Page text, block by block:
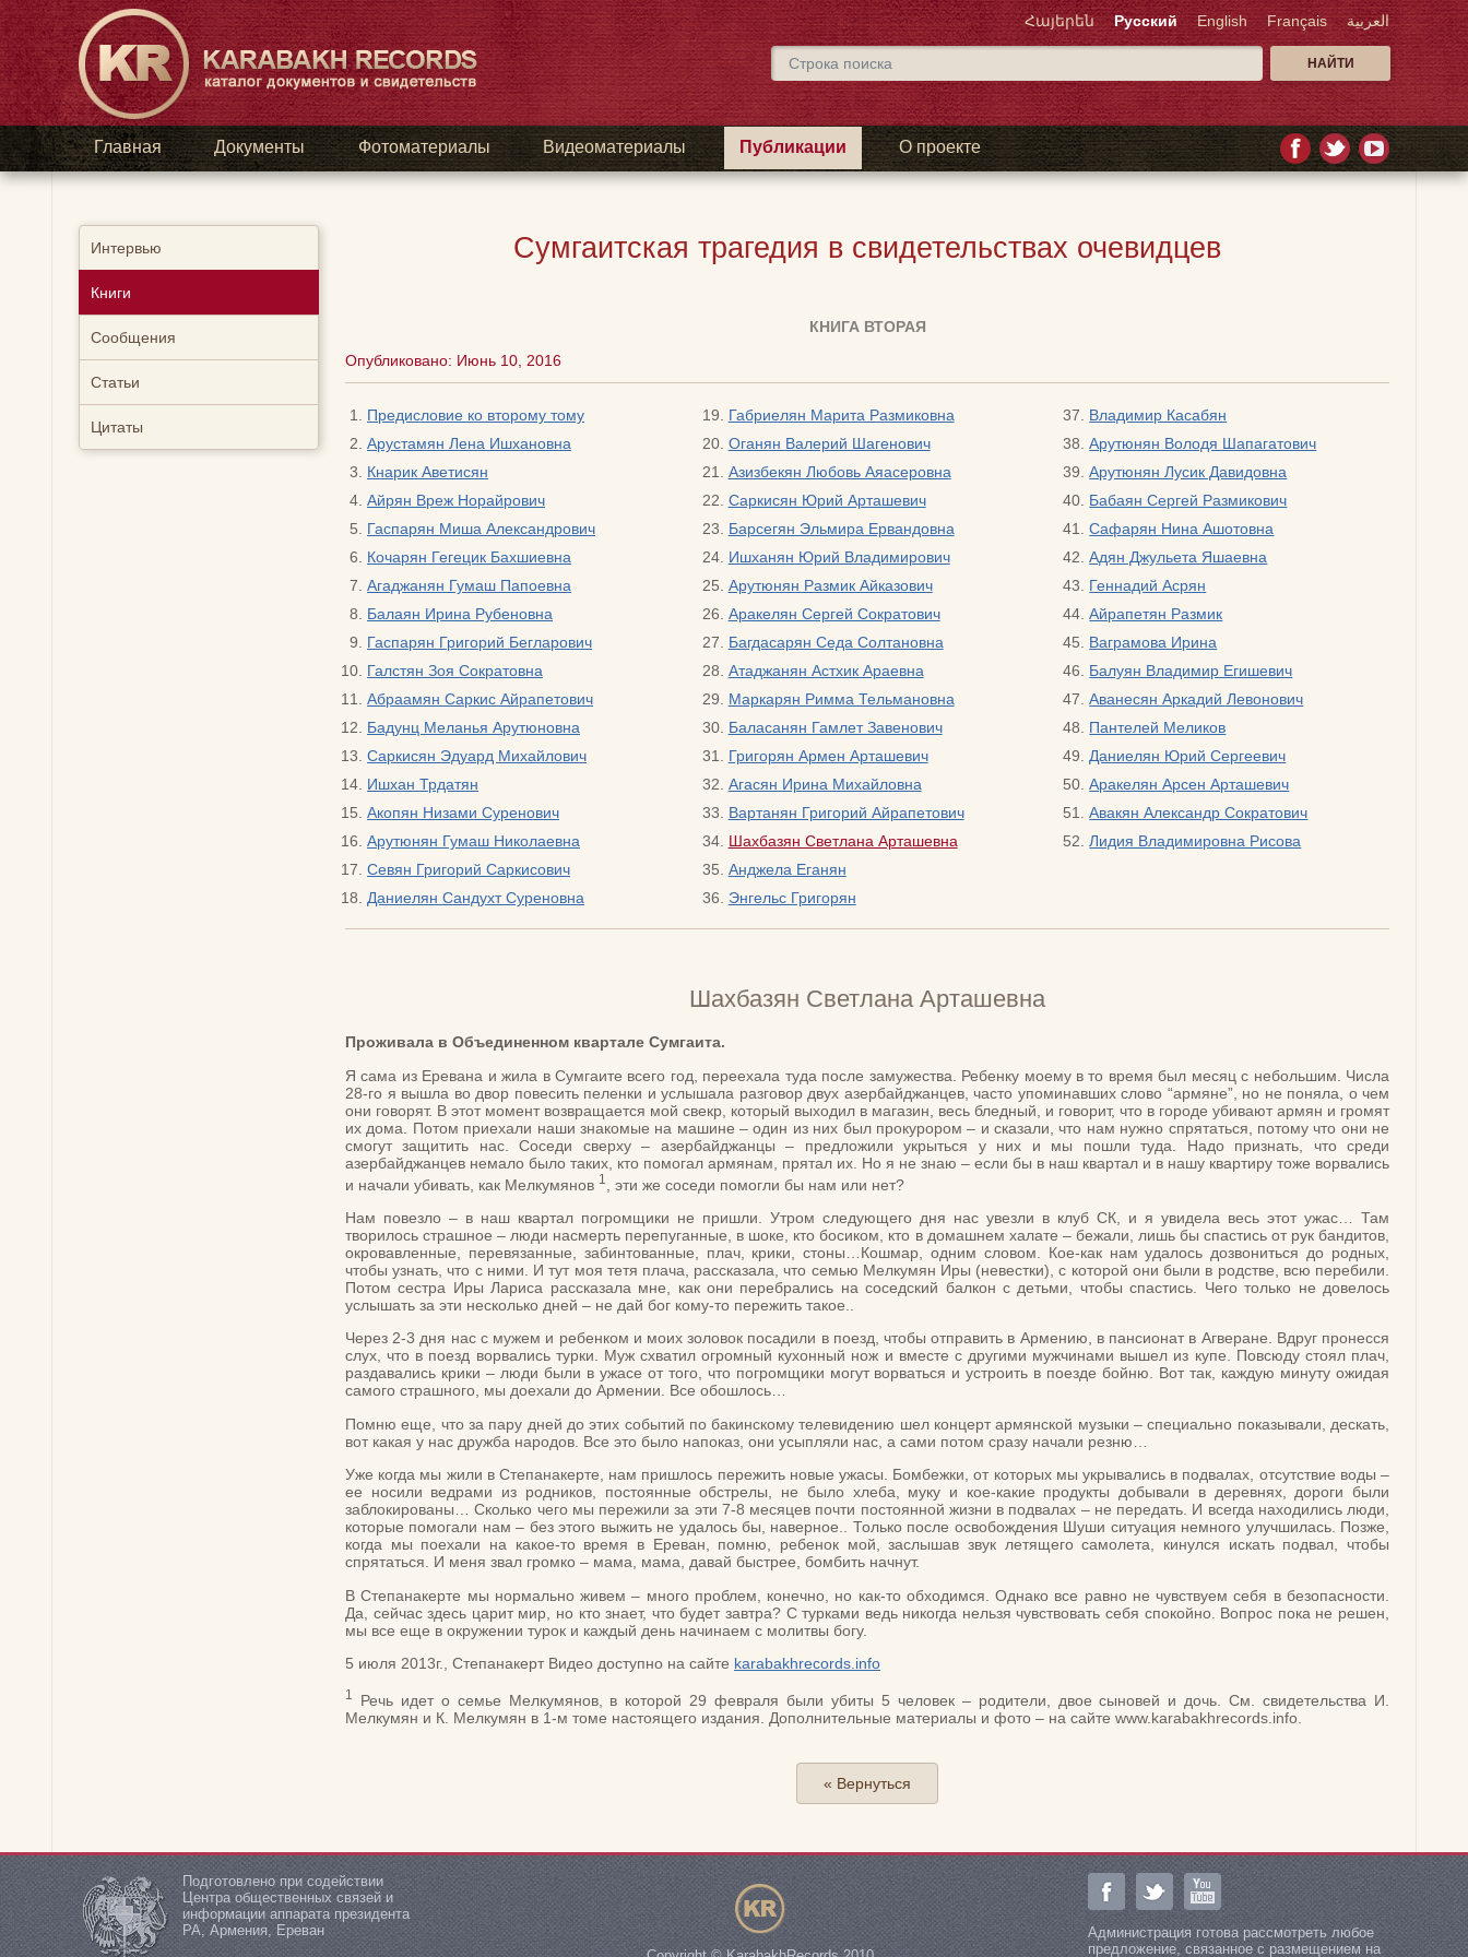
Հայերեն Русский English Français العربية
Главная Документы Фотоматериалы Видеоматериалы Публикации О проекте
Интервью
Книги
Сообщения
Статьи
Цитаты
Сумгаитская трагедия в свидетельствах очевидцев
КНИГА ВТОРАЯ
Опубликовано: Июнь 10, 2016
Предисловие ко второму тому
Арустамян Лена Ишхановна
Кнарик Аветисян
Айрян Вреж Норайрович
Гаспарян Миша Александрович
Кочарян Гегецик Бахшиевна
Агаджанян Гумаш Папоевна
Балаян Ирина Рубеновна
Гаспарян Григорий Бегларович
Галстян Зоя Сократовна
Абраамян Саркис Айрапетович
Бадунц Меланья Арутюновна
Саркисян Эдуард Михайлович
Ишхан Трдатян
Акопян Низами Суренович
Арутюнян Гумаш Николаевна
Севян Григорий Саркисович
Даниелян Сандухт Суреновна
Габриелян Марита Размиковна
Оганян Валерий Шагенович
Азизбекян Любовь Аяасеровна
Саркисян Юрий Арташевич
Барсегян Эльмира Ервандовна
Ишханян Юрий Владимирович
Арутюнян Размик Айказович
Аракелян Сергей Сократович
Багдасарян Седа Солтановна
Атаджанян Астхик Араевна
Маркарян Римма Тельмановна
Баласанян Гамлет Завенович
Григорян Армен Арташевич
Агасян Ирина Михайловна
Вартанян Григорий Айрапетович
Шахбазян Светлана Арташевна
Анджела Еганян
Энгельс Григорян
Владимир Касабян
Арутюнян Володя Шапагатович
Арутюнян Лусик Давидовна
Бабаян Сергей Размикович
Cафарян Нина Ашотовна
Адян Джульета Яшаевна
Геннадий Асрян
Айрапетян Размик
Ваграмова Ирина
Балуян Владимир Егишевич
Аванесян Аркадий Левонович
Пантелей Меликов
Даниелян Юрий Сергеевич
Аракелян Арсен Арташевич
Авакян Александр Сократович
Лидия Владимировна Рисова
Шахбазян Светлана Арташевна
Проживала в Объединенном квартале Сумгаита.
Я сама из Еревана и жила в Сумгаите всего год, переехала туда после замужества. Ребенку моему в то время был месяц с небольшим. Числа
28-го я вышла во двор повесить пеленки и услышала разговор двух азербайджанцев, часто упоминавших слово “армяне”, но не поняла, о чем
они говорят. В этот момент возвращается мой свекр, который выходил в магазин, весь бледный, и говорит, что в городе убивают армян и громят
их дома. Потом приехали наши знакомые на машине – один из них был прокурором – и сказали, что нам нужно спрятаться, потому что они не
смогут защитить нас. Соседи сверху – азербайджанцы – предложили укрыться у них и мы пошли туда. Надо признать, что среди
азербайджанцев немало было таких, кто помогал армянам, прятал их. Но я не знаю – если бы в наш квартал и в нашу квартиру тоже ворвались
и начали убивать, как Мелкумянов 1
, эти же соседи помогли бы нам или нет?
Нам повезло – в наш квартал погромщики не пришли. Утром следующего дня нас увезли в клуб СК, и я увидела весь этот ужас… Там
творилось страшное – люди насмерть перепуганные, в шоке, кто босиком, кто в домашнем халате – бежали, лишь бы спастись от рук бандитов,
окровавленные, перевязанные, забинтованные, плач, крики, стоны…Кошмар, одним словом. Кое-как нам удалось дозвониться до родных,
чтобы узнать, что с ними. И тут моя тетя плача, рассказала, что семью Мелкумян Иры (невестки), с которой они были в родстве, всю перебили.
Потом сестра Иры Лариса рассказала мне, как они перебрались на соседский балкон с детьми, чтобы спастись. Чего только не довелось
услышать за эти несколько дней – не дай бог кому-то пережить такое..
Через 2-3 дня нас с мужем и ребенком и моих золовок посадили в поезд, чтобы отправить в Армению, в пансионат в Агверане. Вдруг пронесся
слух, что в поезд ворвались турки. Муж схватил огромный кухонный нож и вместе с другими мужчинами вышел из купе. Повсюду стоял плач,
раздавались крики – люди были в ужасе от того, что погромщики могут ворваться и устроить в поезде бойню. Вот так, каждую минуту ожидая
самого страшного, мы доехали до Армении. Все обошлось…
Помню еще, что за пару дней до этих событий по бакинскому телевидению шел концерт армянской музыки – специально показывали, дескать,
вот какая у нас дружба народов. Все это было напоказ, они усыпляли нас, а сами потом сразу начали резню…
Уже когда мы жили в Степанакерте, нам пришлось пережить новые ужасы. Бомбежки, от которых мы укрывались в подвалах, отсутствие воды –
ее носили ведрами из родников, постоянные обстрелы, не было хлеба, муку и кое-какие продукты добывали в деревнях, дороги были
заблокированы… Сколько чего мы пережили за эти 7-8 месяцев почти постоянной жизни в подвалах – не передать. И всегда находились люди,
которые помогали нам – без этого выжить не удалось бы, наверное.. Только после освобождения Шуши ситуация немного улучшилась. Позже,
когда мы поехали на какое-то время в Ереван, помню, ребенок мой, заслышав звук летящего самолета, кинулся искать подвал, чтобы
спрятаться. И меня звал громко – мама, мама, давай быстрее, бомбить начнут.
В Степанакерте мы нормально живем – много проблем, конечно, но как-то обходимся. Однако все равно не чувствуем себя в безопасности.
Да, сейчас здесь царит мир, но кто знает, что будет завтра? С турками ведь никогда нельзя чувствовать себя спокойно. Вопрос пока не решен,
мы все еще в окружении турок и каждый день начинаем с молитвы богу.
5 июля 2013г., Степанакерт Видео доступно на сайте karabakhrecords.info
1
Речь идет о семье Мелкумянов, в которой 29 февраля были убиты 5 человек – родители, двое сыновей и дочь. См. свидетельства И.
Мелкумян и К. Мелкумян в 1-м томе настоящего издания. Дополнительные материалы и фото – на сайте www.karabakhrecords.info.
« Вернуться
Подготовлено при содействии
Центра общественных связей и
информации аппарата президента
РА, Армения, Ереван
Администрация готова рассмотреть любое
предложение, связанное с размещением на